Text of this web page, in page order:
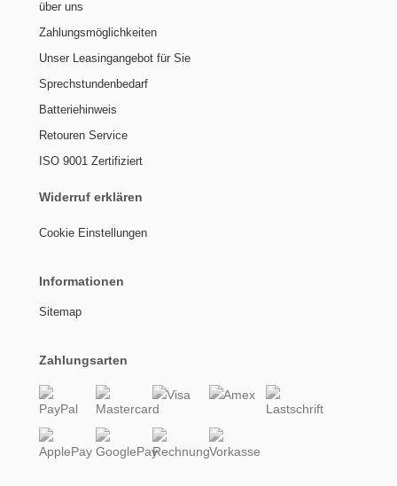
über uns
Zahlungsmöglichkeiten
Unser Leasingangebot für Sie
Sprechstundenbedarf
Batteriehinweis
Retouren Service
ISO 9001 Zertifiziert
Widerruf erklären
Cookie Einstellungen
Informationen
Sitemap
Zahlungsarten